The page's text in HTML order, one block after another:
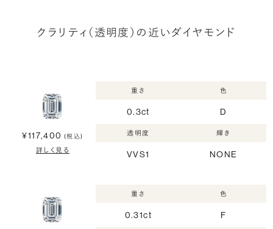
クラリティ（透明度）の近いダイヤモンド
¥117,400 (税込)
詳しく見る
重さ
0.3ct
色
D
透明度
VVS1
輝き
NONE
重さ
0.31ct
色
F